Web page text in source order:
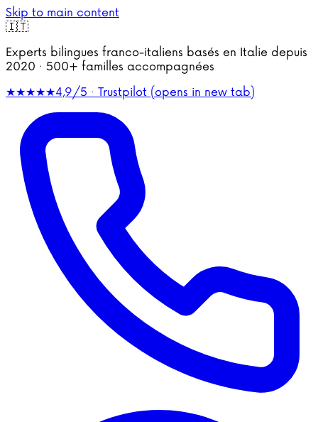
Skip to main content
🇮🇹
Experts bilingues franco-italiens basés en Italie depuis
2020 · 500+ familles accompagnées
★★★★★4,9/5 · Trustpilot (opens in new tab)